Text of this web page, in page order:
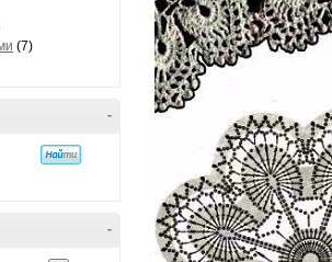
(7)
-
-